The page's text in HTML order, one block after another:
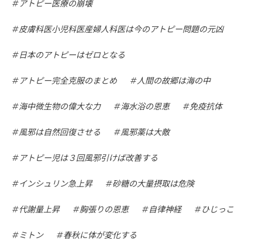
アトピー医療の崩壊
皮膚科医小児科医産婦人科医は今のアトピー問題の元凶
日本のアトピーはゼロとなる
アトピー完全克服のまとめ 人間の故郷は海の中
海中微生物の偉大な力 海水浴の恩恵 免疫抗体
風邪は自然回復させる 風邪薬は大敵
アトピー児は３回風邪引けば改善する
インシュリン急上昇 砂糖の大量摂取は危険
代謝量上昇 胸張りの恩恵 自律神経 ひじっこ
ミトン 春秋に体が変化する